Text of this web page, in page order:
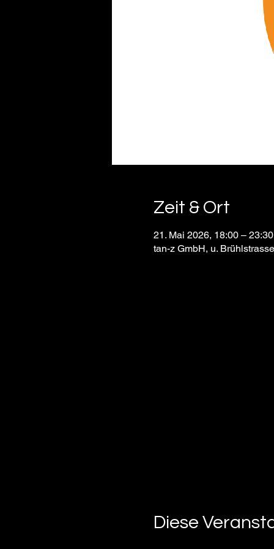
Zeit & Ort
21. Mai 2026, 18:00 – 23:30
tan-z GmbH, u.
Diese